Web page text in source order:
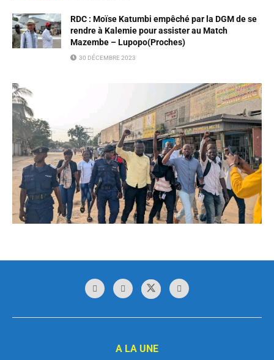
RDC : Moïse Katumbi empêché par la DGM de se
rendre à Kalemie pour assister au Match
Mazembe – Lupopo(Proches)
30 DÉCEMBRE 2023
A LA UNE